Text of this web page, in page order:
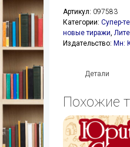
Артикул: 097583
Категории: Супер-
новые тиражи,
Издательство: Мн:
Детали
Похожие